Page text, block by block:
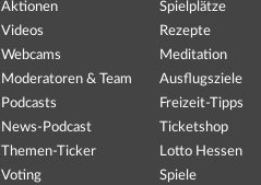
Aktionen
Videos
Webcams
Moderatoren & Team
Podcasts
News-Podcast
Themen-Ticker
Voting
Spielplätze
Rezepte
Meditation
Ausflugsziele
Freizeit-Tipps
Ticketshop
Lotto Hessen
Spiele